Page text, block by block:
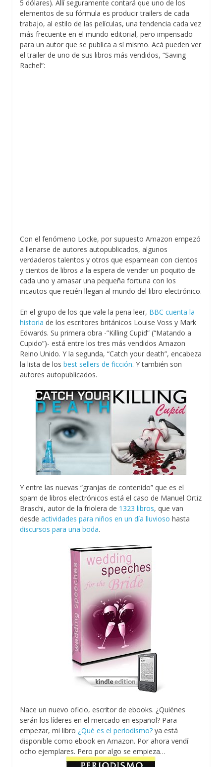
5 dólares). Allí seguramente contará que uno de los
elementos de su fórmula es producir trailers de cada
trabajo, al estilo de las películas, una tendencia cada vez
más frecuente en el mundo editorial, pero impensado
para un autor que se publica a sí mismo. Acá pueden ver
el trailer de uno de sus libros más vendidos, “Saving
Rachel”:
Con el fenómeno Locke, por supuesto Amazon empezó
a llenarse de autores autopublicados, algunos
verdaderos talentos y otros que espamean con cientos
y cientos de libros a la espera de vender un poquito de
cada uno y amasar una pequeña fortuna con los
incautos que recién llegan al mundo del libro electrónico.
En el grupo de los que vale la pena leer, BBC cuenta la
historia de los escritores británicos Louise Voss y Mark
Edwards. Su primera obra -”Killing Cupid” (“Matando a
Cupido”)- está entre los tres más vendidos Amazon
Reino Unido. Y la segunda, “Catch your death”, encabeza
la lista de los best sellers de ficción. Y también son
autores autopublicados.
Y entre las nuevas “granjas de contenido” que es el
spam de libros electrónicos está el caso de Manuel Ortiz
Braschi, autor de la friolera de 1323 libros, que van
desde actividades para niños en un día lluvioso hasta
discursos para una boda.
Nace un nuevo oficio, escritor de ebooks. ¿Quiénes
serán los líderes en el mercado en español? Para
empezar, mi libro ¿Qué es el periodismo? ya está
disponible como ebook en Amazon. Por ahora vendí
ocho ejemplares. Pero por algo se empieza…